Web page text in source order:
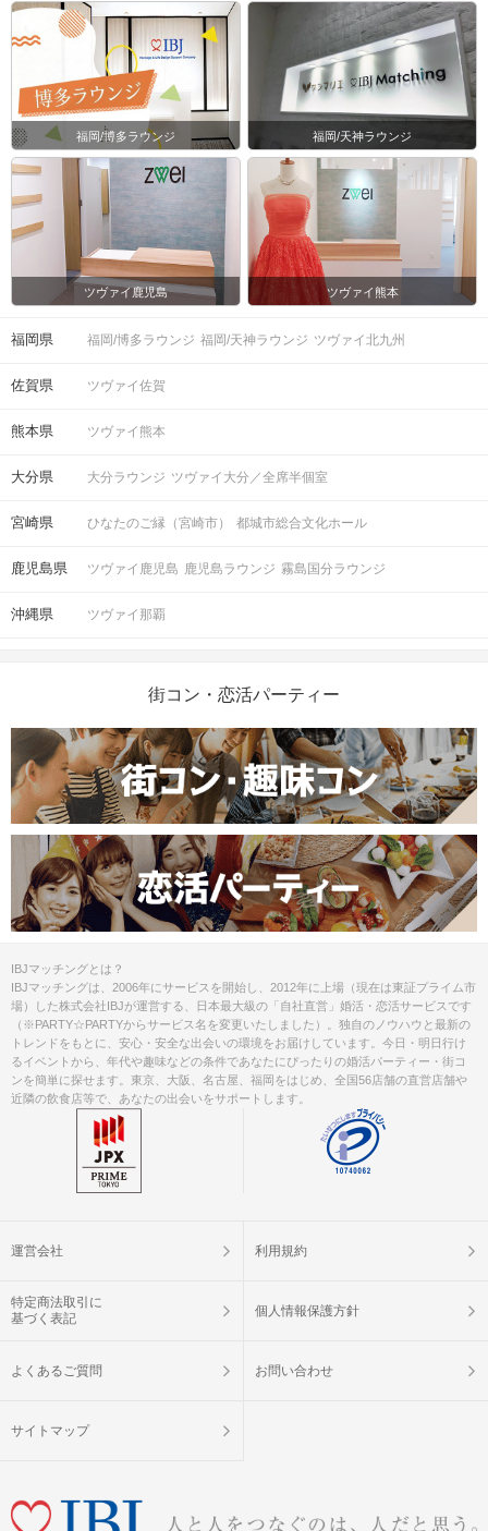
福岡/博多ラウンジ 福岡/天神ラウンジ
ツヴァイ鹿児島 ツヴァイ熊本
福岡県 福岡/博多ラウンジ 福岡/天神ラウンジ ツヴァイ北九州
佐賀県 ツヴァイ佐賀
熊本県 ツヴァイ熊本
大分県 大分ラウンジ ツヴァイ大分／全席半個室
宮崎県 ひなたのご縁（宮崎市） 都城市総合文化ホール
鹿児島県 ツヴァイ鹿児島 鹿児島ラウンジ 霧島国分ラウンジ
沖縄県 ツヴァイ那覇
街コン・恋活パーティー
IBJマッチングとは？
IBJマッチングは、2006年にサービスを開始し、2012年に上場（現在は東証プライム市
場）した株式会社IBJが運営する、日本最大級の「自社直営」婚活・恋活サービスです
（※PARTY☆PARTYからサービス名を変更いたしました）。独自のノウハウと最新の
トレンドをもとに、安心・安全な出会いの環境をお届けしています。今日・明日行け
るイベントから、年代や趣味などの条件であなたにぴったりの婚活パーティー・街コ
ンを簡単に探せます。東京、大阪、名古屋、福岡をはじめ、全国56店舗の直営店舗や
近隣の飲食店等で、あなたの出会いをサポートします。
運営会社 利用規約
特定商法取引に
基づく表記
個人情報保護方針
よくあるご質問 お問い合わせ
サイトマップ